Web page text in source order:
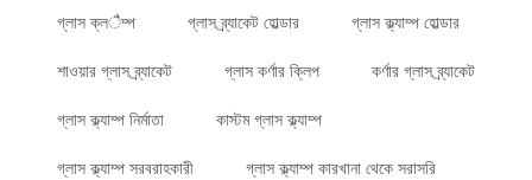
গ্লাস ক্লैম্প গ্লাস ব্র্যাকেট হোল্ডার গ্লাস ক্ল্যাম্প হোল্ডার
শাওয়ার গ্লাস ব্র্যাকেট গ্লাস কর্ণার ক্লিপ কর্ণার গ্লাস ব্র্যাকেট
গ্লাস ক্ল্যাম্প নির্মাতা কাস্টম গ্লাস ক্ল্যাম্প
গ্লাস ক্ল্যাম্প সরবরাহকারী গ্লাস ক্ল্যাম্প কারখানা থেকে সরাসরি